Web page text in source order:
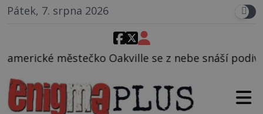
Pátek, 7. srpna 2026
Oakville se z nebe snáší podivná rosolovitá